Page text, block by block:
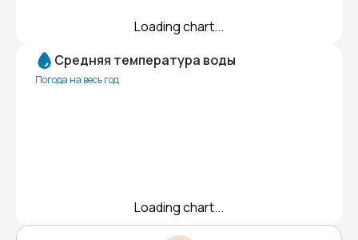
Loading chart...
Средняя температура воды
Погода на весь год
Loading chart...